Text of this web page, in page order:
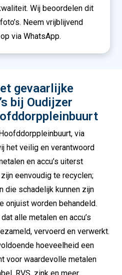
Wij beoordelen dit
Neem vrijblijvend
via WhatsApp.
gevaarlijke
bij Oudijzer
via
het veilig en verantwoord
en accu’s uiterst
eenvoudig te recyclen;
die schadelijk kunnen zijn
onjuist worden behandeld.
alle metalen en accu’s
vervoerd en verwerkt.
hoeveelheid een
voor waardevolle metalen